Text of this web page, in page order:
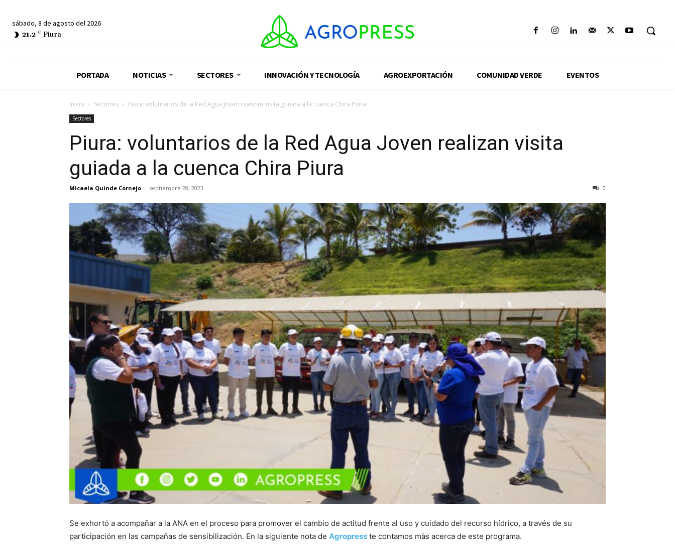
sábado, 8 de agosto del 2026
21.2 C Piura
PORTADA NOTICIAS SECTORES INNOVACIÓN Y TECNOLOGÍA AGROEXPORTACIÓN COMUNIDAD VERDE EVENTOS
Inicio Sectores Piura: voluntarios de la Red Agua Joven realizan visita guiada a la cuenca Chira Piura
Sectores
Piura: voluntarios de la Red Agua Joven realizan visita
guiada a la cuenca Chira Piura
Micaela Quinde Cornejo - septiembre 28, 2023 0
Se exhortó a acompañar a la ANA en el proceso para promover el cambio de actitud frente al uso y cuidado del recurso hídrico, a través de su
participación en las campañas de sensibilización. En la siguiente nota de Agropress te contamos màs acerca de este programa.